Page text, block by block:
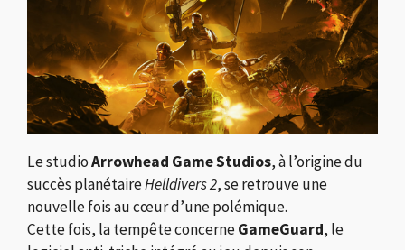
Le studioArrowhead Game Studios, à l’origine du
succès planétaireHelldivers 2, se retrouve une
nouvelle fois au cœur d’une polémique.
Cette fois, la tempête concerneGameGuard, le